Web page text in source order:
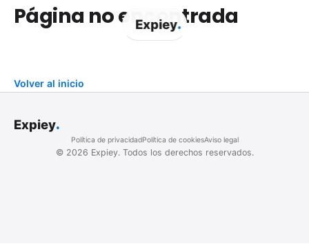
Expiey.
Página no encontrada
Volver al inicio
Expiey.
Política de privacidadPolítica de cookiesAviso legal
© 2026 Expiey. Todos los derechos reservados.